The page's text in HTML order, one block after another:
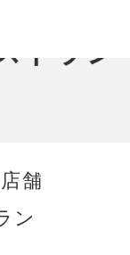
トラン
舗
ン